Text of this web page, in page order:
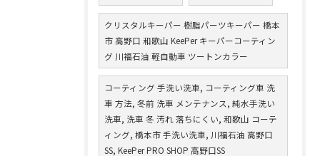
クリスタルキーパー 樹脂パーツキーパー 橋本
市 高野口 和歌山 KeePer キーパーコーティン
グ 川福石油 軽自動車 ツートンカラー
コーティング 手洗い洗車, コーティング車 洗
車 方法, 冬前 洗車 メンテナンス, 純水手洗い
洗車, 洗車 冬 汚れ 落ちにくい, 和歌山 コーテ
ィング, 橋本市 手洗い洗車, 川福石油 高野口
SS, KeePer PRO SHOP 高野口SS